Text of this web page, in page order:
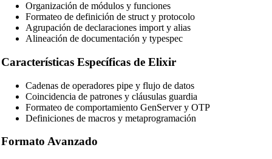
TypeScript Beautifier
JSX Beautifier
SCSS Beautifier
JSON Beautifier
XML Beautifier
Organización de módulos y funciones
Formateo de definición de struct y protocolo
Agrupación de declaraciones import y alias
Alineación de documentación y typespec
Características Específicas de Elixir
Cadenas de operadores pipe y flujo de datos
Coincidencia de patrones y cláusulas guardia
Formateo de comportamiento GenServer y OTP
Definiciones de macros y metaprogramación
Formato Avanzado